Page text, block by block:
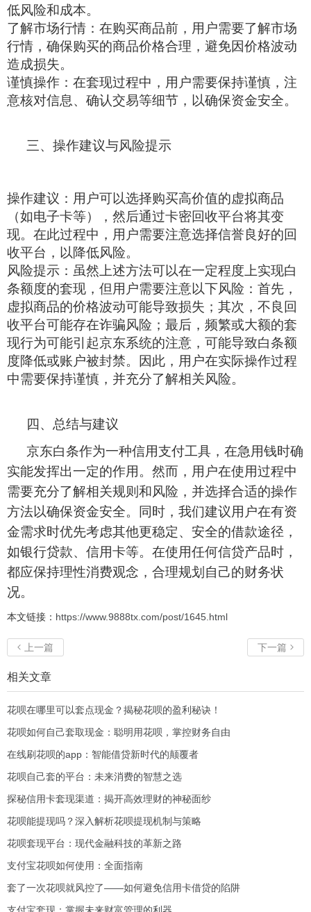
低风险和成本。
了解市场行情：在购买商品前，用户需要了解市场
行情，确保购买的商品价格合理，避免因价格波动
造成损失。
谨慎操作：在套现过程中，用户需要保持谨慎，注
意核对信息、确认交易等细节，以确保资金安全。
三、操作建议与风险提示
操作建议：用户可以选择购买高价值的虚拟商品
（如电子卡等），然后通过卡密回收平台将其变
现。在此过程中，用户需要注意选择信誉良好的回
收平台，以降低风险。
风险提示：虽然上述方法可以在一定程度上实现白
条额度的套现，但用户需要注意以下风险：首先，
虚拟商品的价格波动可能导致损失；其次，不良回
收平台可能存在诈骗风险；最后，频繁或大额的套
现行为可能引起京东系统的注意，可能导致白条额
度降低或账户被封禁。因此，用户在实际操作过程
中需要保持谨慎，并充分了解相关风险。
四、总结与建议
京东白条作为一种信用支付工具，在急用钱时确
实能发挥出一定的作用。然而，用户在使用过程中
需要充分了解相关规则和风险，并选择合适的操作
方法以确保资金安全。同时，我们建议用户在有资
金需求时优先考虑其他更稳定、安全的借款途径，
如银行贷款、信用卡等。在使用任何信贷产品时，
都应保持理性消费观念，合理规划自己的财务状
况。
本文链接： https://www.9888tx.com/post/1645.html
 上一篇 下一篇 
相关文章
花呗在哪里可以套点现金？揭秘花呗的盈利秘诀！
花呗如何自己套取现金：聪明用花呗，掌控财务自由
在线刷花呗的app：智能借贷新时代的颠覆者
花呗自己套的平台：未来消费的智慧之选
探秘信用卡套现渠道：揭开高效理财的神秘面纱
花呗能提现吗？深入解析花呗提现机制与策略
花呗套现平台：现代金融科技的革新之路
支付宝花呗如何使用：全面指南
套了一次花呗就风控了——如何避免信用卡借贷的陷阱